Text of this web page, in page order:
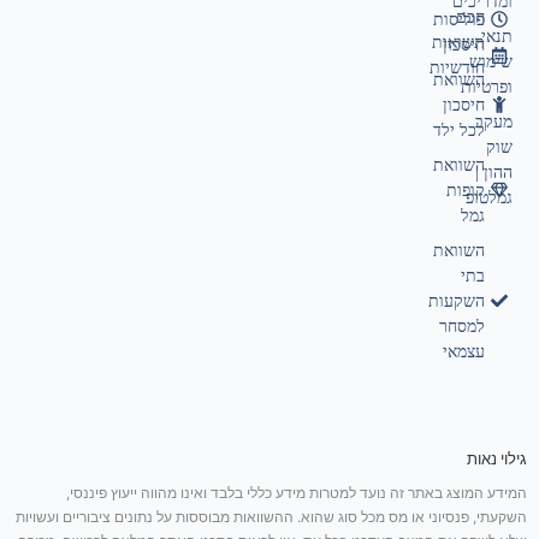
פוליסות
חיסכון
השוואת
חיסכון
לכל ילד
השוואת
קופות
גמל
השוואת
בתי
השקעות
למסחר
עצמאי
תנאי
שימוש
ופרטיות
מעקב
שוק
ההון |
גמלטופ
חכם
תשואות
חודשיות
גילוי נאות
המידע המוצג באתר זה נועד למטרות מידע כללי בלבד ואינו מהווה ייעוץ פיננסי,
השקעתי, פנסיוני או מס מכל סוג שהוא. ההשוואות מבוססות על נתונים ציבוריים ועשויות